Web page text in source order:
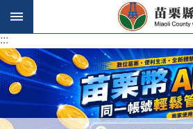
跳到主要內容區塊
:::
:::